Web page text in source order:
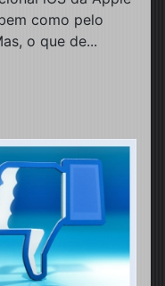
como pelo
o que de...